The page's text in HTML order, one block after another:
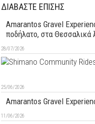
ΔΙΑΒΑΣΤΕ ΕΠΙΣΗΣ
Amarantos Gravel
ποδήλατο, στα Θεσσαλικά
28/07/2026
25/06/2026
Amarantos Gravel
11/06/2026